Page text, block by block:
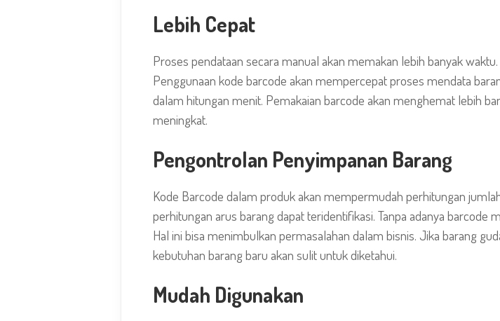
Lebih Cepat
Proses pendataan secara manual akan memakan lebih banyak
Penggunaan kode barcode akan mempercepat proses mendata
dalam hitungan menit. Pemakaian barcode akan menghemat lebih
meningkat.
Pengontrolan Penyimpanan Barang
Kode Barcode dalam produk akan mempermudah perhitungan
perhitungan arus barang dapat teridentifikasi. Tanpa adanya barcode
Hal ini bisa menimbulkan permasalahan dalam bisnis. Jika barang
kebutuhan barang baru akan sulit untuk diketahui.
Mudah Digunakan